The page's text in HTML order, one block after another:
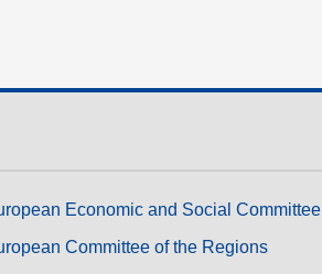
Economic and Social Committee
Committee of the Regions